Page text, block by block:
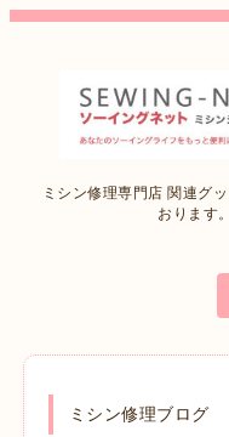
ミシン修理専門店 関連
おります
ミシン修理ブログ